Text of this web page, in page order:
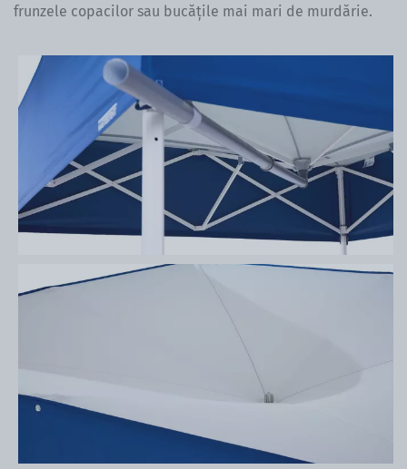
frunzele copacilor sau bucățile mai mari de murdărie.